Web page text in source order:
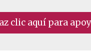
clic aquí para